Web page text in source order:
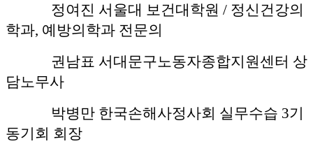
정여진 서울대 보건대학원 / 정신건강의
학과, 예방의학과 전문의
권남표 서대문구노동자종합지원센터 상
담노무사
박병만 한국손해사정사회 실무수습 3기
동기회 회장